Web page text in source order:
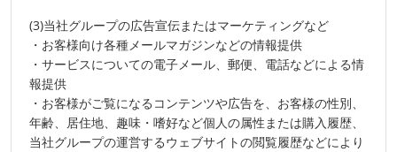
(3)当社グループの広告宣伝またはマーケティングなど
・お客様向け各種メールマガジンなどの情報提供
・サービスについての電子メール、郵便、電話などによる情
報提供
・お客様がご覧になるコンテンツや広告を、お客様の性別、
年齢、居住地、趣味・嗜好など個人の属性または購入履歴、
当社グループの運営するウェブサイトの閲覧履歴などにより